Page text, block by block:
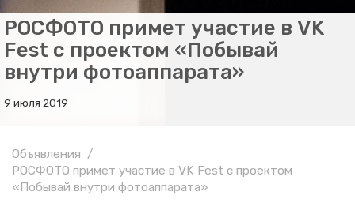
РОСФОТО примет участие в VK
Fest c проектом «Побывай
внутри фотоаппарата»
9 июля 2019
Объявления
РОСФОТО примет участие в VK Fest c проектом
«Побывай внутри фотоаппарата»